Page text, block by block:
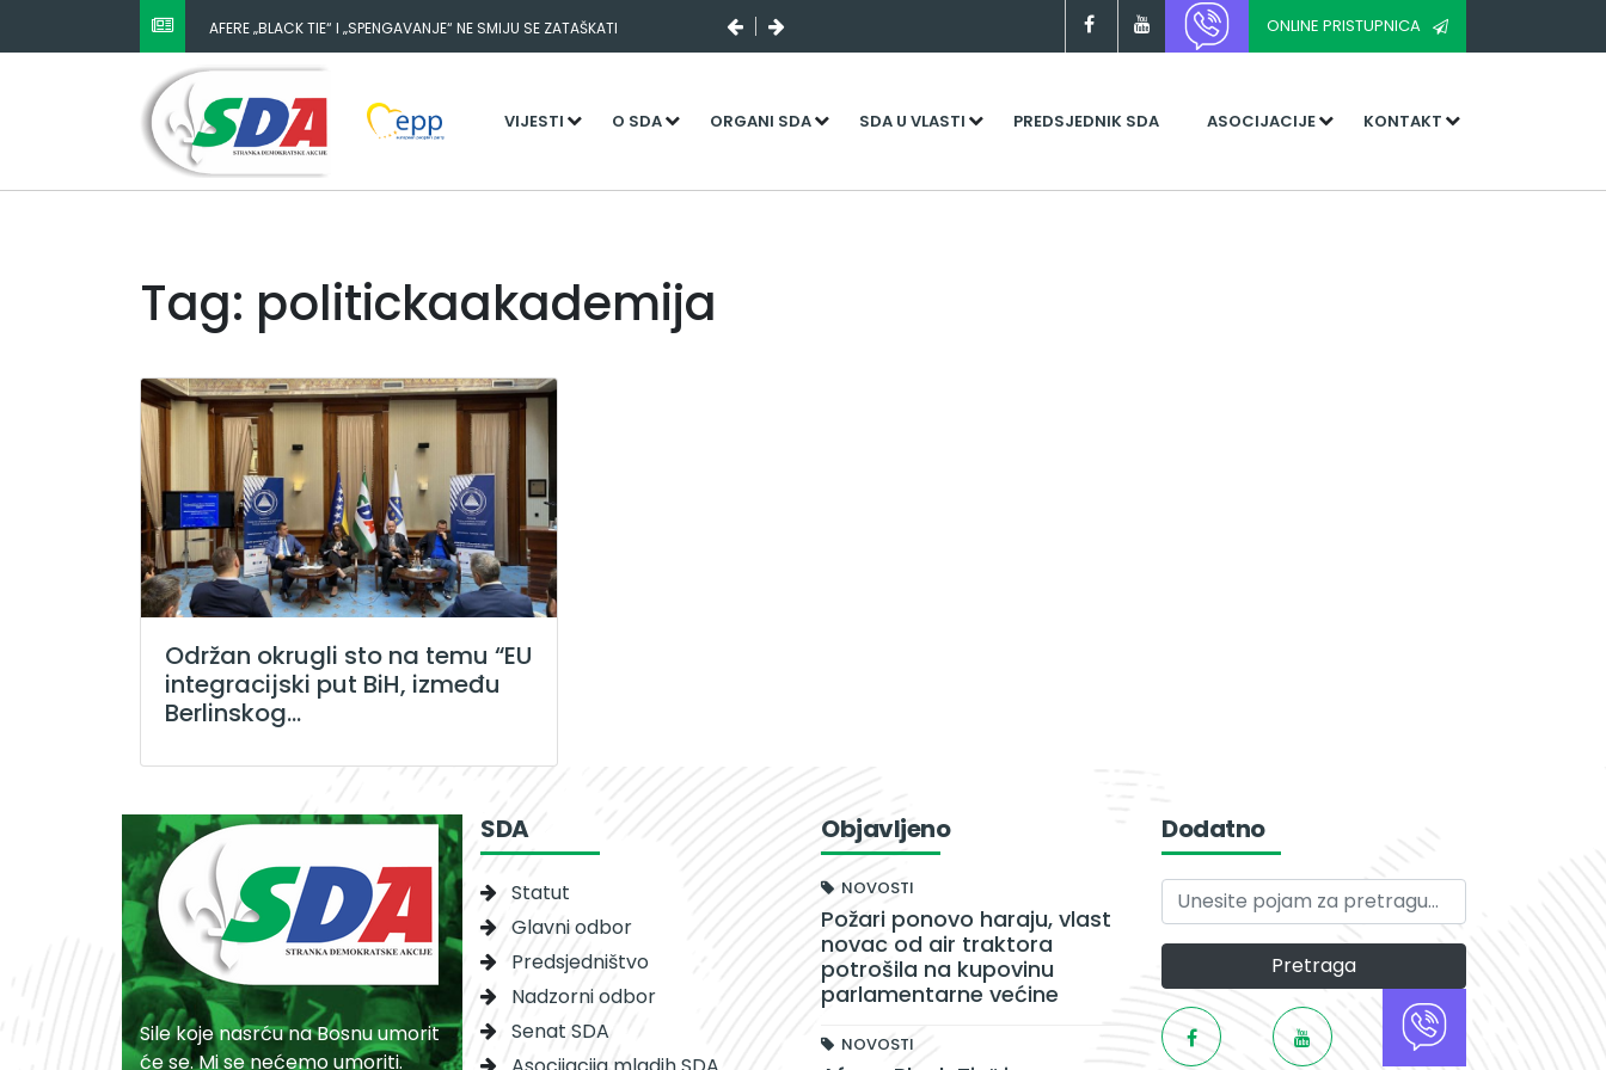
AFERE „BLACK TIE“ I „SPENGAVANJE“ NE SMIJU SE ZATAŠKATI ONLINE PRISTUPNICA
VIJESTI O SDA ORGANI SDA SDA U VLASTI PREDSJEDNIK SDA ASOCIJACIJE KONTAKT
Tag: politickaakademija
Održan okrugli sto na temu “EU
integracijski put BiH, između
Berlinskog...
Sile koje nasrću na Bosnu umorit
će se. Mi se nećemo umoriti.
SDA
Statut
Glavni odbor
Predsjedništvo
Nadzorni odbor
Senat SDA
Objavljeno
NOVOSTI
Požari ponovo haraju, vlast
novac od air traktora
potrošila na kupovinu
parlamentarne većine
NOVOSTI
Dodatno
Pretraga